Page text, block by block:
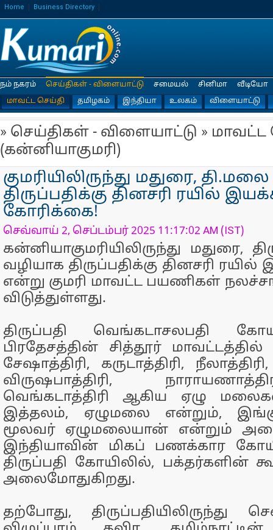
Home Business Directory
நம் நகரம்
செய்திகள் - விளையாட்டு
மாவட்ட செய்தி
தமிழகம் இந்தியா உலகம் விளையாட்டு
சமையல் சினிமா வீடியோ
» செய்திகள் - விளையாட்டு » மாவட்ட
(கன்னியாகுமரி)
குமரியிலிருந்து மதுரை,
திருப்பதிக்கு தினசரி ரயில்
கோரிக்கை!
செவ்வாய் 2, செப்டம்பர் 2025 11:17:02 AM (IST)
கன்னியாகுமரியிலிருந்து
வழியாக திருப்பதிக்கு தினசரி
என்று குமரி மாவட்ட பயணிகள்
விடுத்துள்ளது.
திருப்பதி வெங்கடாசலபதி
பிரதேசத்தின் சித்தூர்
சேஷாத்திரி, கருடாத்திரி,
விருஷபாத்திரி,
வெங்கடாத்திரி ஆகிய ஏழு
இத்தலம், ஏழுமலை என்றும், இங்கு
மூலவர் ஏழுமலையான் என்றும்
இந்தியாவின் மிகப் பணக்கார
திருப்பதி கோயிலில், பக்தர்களின்
அலைமோதுகிறது.
தற்போது, திருப்பதியிலிருந்து